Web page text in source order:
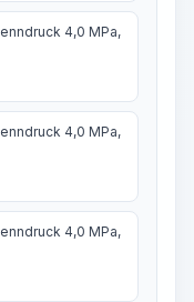
4,0 MPa,
4,0 MPa,
4,0 MPa,